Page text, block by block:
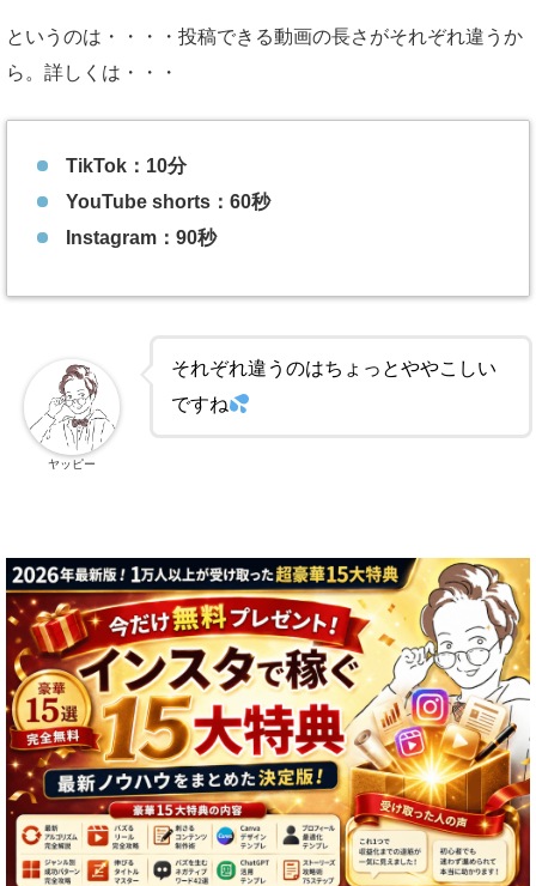
というのは・・・・投稿できる動画の長さがそれぞれ違うか
ら。詳しくは・・・
TikTok：10分
YouTube shorts：60秒
Instagram：90秒
それぞれ違うのはちょっとややこしい
ですね
ヤッピー